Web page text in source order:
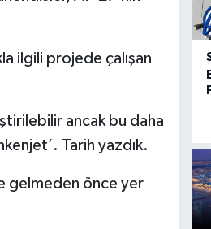
ilgili projede çalışan
ancak bu daha
Tarih yazdık.
gelmeden önce yer